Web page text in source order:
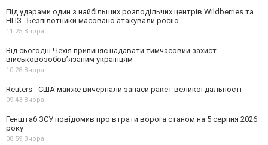
Під ударами один з найбільших розподільчих центрів Wildberries та
НПЗ . Безпілотники масовано атакували росію
11:25,Вчора
Від сьогодні Чехія припиняє надавати тимчасовий захист
військовозобов’язаним українцям
10:28,Вчора
Reuters - США майже вичерпали запаси ракет великої дальності
09:43,Вчора
Генштаб ЗСУ повідомив про втрати ворога станом на 5 серпня 2026
року
08:59,Вчора